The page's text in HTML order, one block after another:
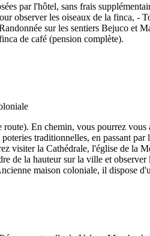
par l'hôtel, sans frais
observer les oiseaux de la finca, -
sur les sentiers Bejuco et
de café (pension complète).
En chemin, vous pourrez
traditionnelles, en passant
visiter la Cathédrale, l'église de
de la hauteur sur la ville et
maison coloniale, il dispose